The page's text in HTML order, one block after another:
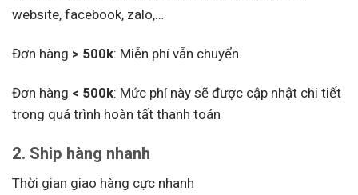
website, facebook, zalo,…
Đơn hàng > 500k: Miễn phí vẫn chuyển.
Đơn hàng < 500k: Mức phí này sẽ được cập nhật chi tiết
trong quá trình hoàn tất thanh toán
2. Ship hàng nhanh
Thời gian giao hàng cực nhanh